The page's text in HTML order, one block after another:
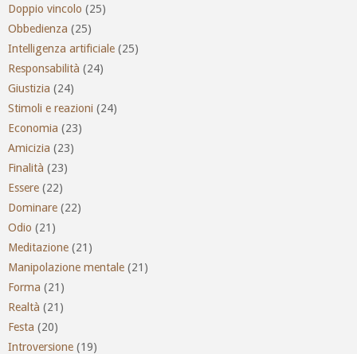
Doppio vincolo (25)
Obbedienza (25)
Intelligenza artificiale (25)
Responsabilità (24)
Giustizia (24)
Stimoli e reazioni (24)
Economia (23)
Amicizia (23)
Finalità (23)
Essere (22)
Dominare (22)
Odio (21)
Meditazione (21)
Manipolazione mentale (21)
Forma (21)
Realtà (21)
Festa (20)
Introversione (19)